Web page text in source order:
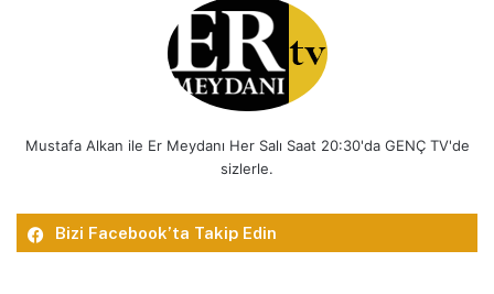
Mustafa Alkan ile Er Meydanı Her Salı Saat 20:30'da GENÇ TV'de
sizlerle.
Bizi Facebook’ta Takip Edin